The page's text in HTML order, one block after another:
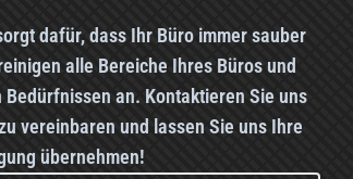
dafür, dass Ihr Büro immer sauber
alle Bereiche Ihres Büros und
an. Kontaktieren Sie uns
vereinbaren und lassen Sie uns Ihre
übernehmen!